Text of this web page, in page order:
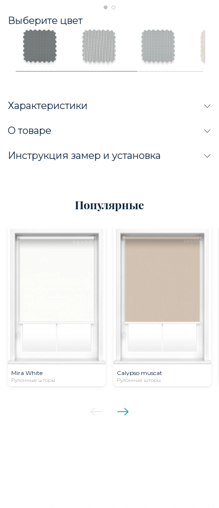
Выберите цвет
Характеристики
О товаре
Инструкция замер и установка
Популярные
Mira White
Рулонные шторы
Calypso muscat
Рулонные шторы